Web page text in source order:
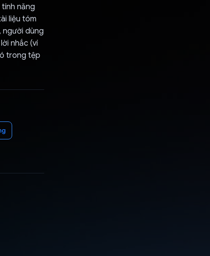
năng
liệu tóm
người dùng
nhắc (ví
trong tệp